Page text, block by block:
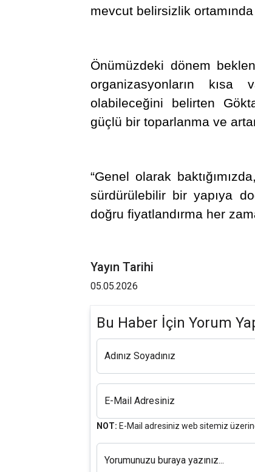
mevcut belirsizlik
Önümüzdeki dönem
organizasyonların
olabileceğini belirten
güçlü bir toparlanma ve
“Genel olarak
sürdürülebilir bir yapıya
doğru fiyatlandırma her
Yayın Tarihi
05.05.2026
Bu Haber İçin Yorum
Adınız Soyadınız
E-Mail Adresiniz
NOT: E-Mail adresiniz web sitemiz
Yorumunuzu buraya yazınız...